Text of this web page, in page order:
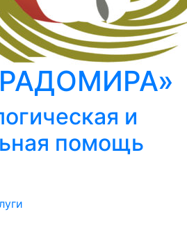
и
помощь